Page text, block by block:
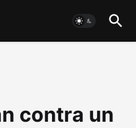
contra un